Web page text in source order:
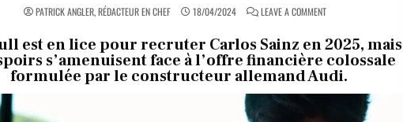
PATRICK ANGLER, RÉDACTEUR EN CHEF 18/04/2024 LEAVE A COMMENTON
RED
PERD
LA
BATAILLE
POUR
SAINZ
À
COLOSSALE
est en lice pour recruter Carlos Sainz en 2025, mais
s’amenuisent face à l’offre financière colossale
formulée par le constructeur allemand Audi.